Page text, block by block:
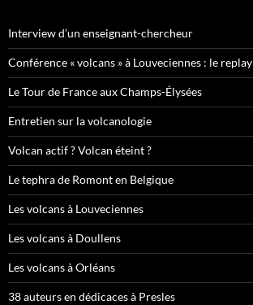
Interview d’un enseignant-chercheur
Conférence « volcans » à Louveciennes : le replay
Le Tour de France aux Champs-Élysées
Entretien sur la volcanologie
Volcan actif ? Volcan éteint ?
Le tephra de Romont en Belgique
Les volcans à Louveciennes
Les volcans à Doullens
Les volcans à Orléans
38 auteurs en dédicaces à Presles